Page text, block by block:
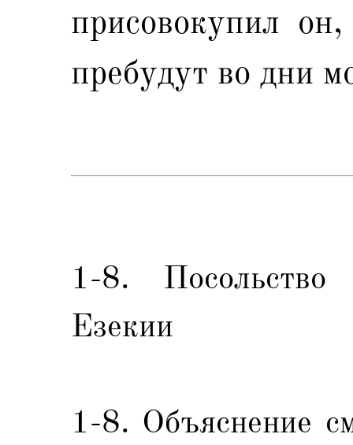
присовокупил
пребудут во дни
1-8.
Езекии
1-8. Объяснение